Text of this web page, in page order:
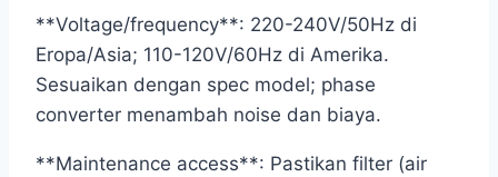
**Voltage/frequency**: 220-240V/50Hz di
Eropa/Asia; 110-120V/60Hz di Amerika.
Sesuaikan dengan spec model; phase
converter menambah noise dan biaya.
**Maintenance access**: Pastikan filter (air